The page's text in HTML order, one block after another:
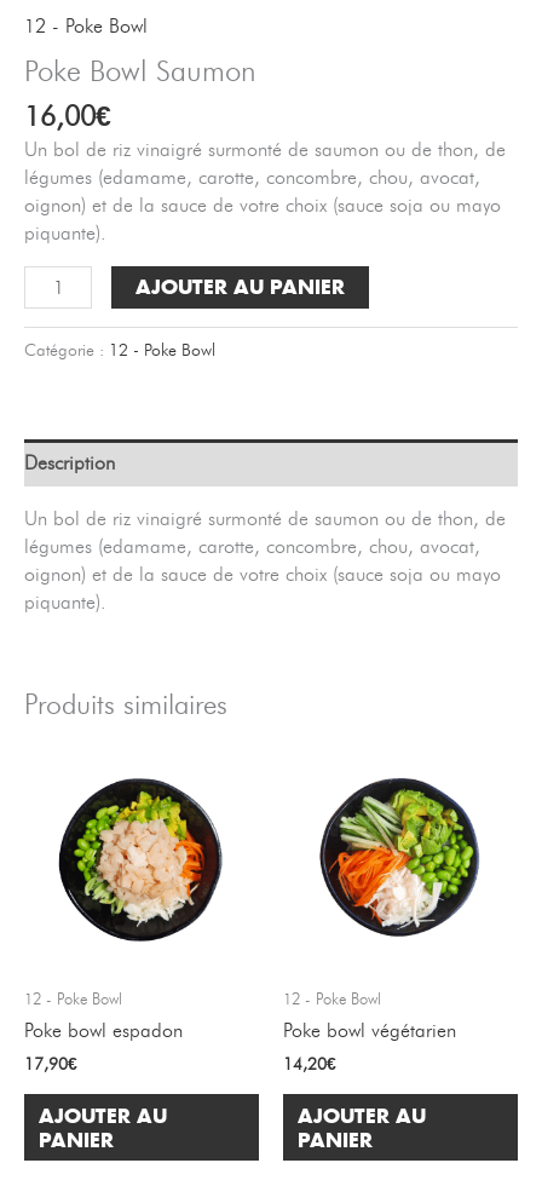
12 - Poke Bowl
Poke Bowl Saumon
16,00€
Un bol de riz vinaigré surmonté de saumon ou de thon, de
légumes (edamame, carotte, concombre, chou, avocat,
oignon) et de la sauce de votre choix (sauce soja ou mayo
piquante).
quantité
de
Poke
Bowl
AJOUTER AU PANIER
Catégorie : 12 - Poke Bowl
Description
Un bol de riz vinaigré surmonté de saumon ou de thon, de
légumes (edamame, carotte, concombre, chou, avocat,
oignon) et de la sauce de votre choix (sauce soja ou mayo
piquante).
Produits similaires
12 - Poke Bowl
Poke bowl espadon
17,90€
AJOUTER AU
PANIER
12 - Poke Bowl
Poke bowl végétarien
14,20€
AJOUTER AU
PANIER